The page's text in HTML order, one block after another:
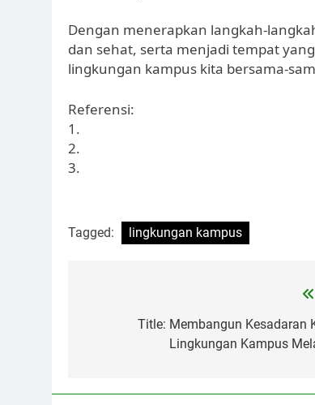
Dengan menerapkan langkah-
dan sehat, serta menjadi tempat
lingkungan kampus kita bersama-
Referensi:
1.
2.
3.
Tagged: lingkungan kampus
navigation
Title: Membangun Kesadaran
Lingkungan Kampus